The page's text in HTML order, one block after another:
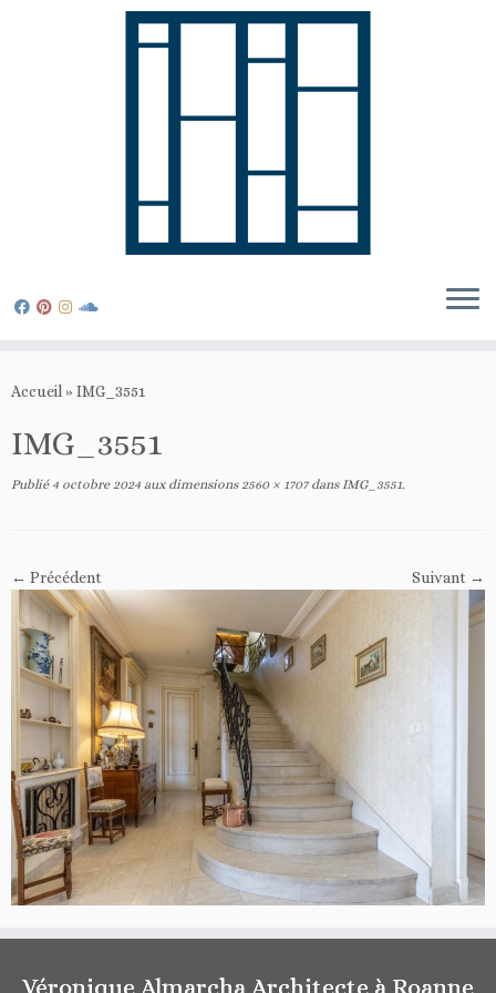
auAccueil » IMG_3551
IMG_3551
Publié 4 octobre 2024 aux dimensions2560 × 1707dansIMG_3551.
← Précédent Suivant →
Véronique Almarcha Architecte à Roanne